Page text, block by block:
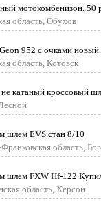
мотокомбенизон. 50
область, Обухов
952 с очками новый.
область, Котовск
катаный кроссовый
шлем EVS стан 8/10
область,
шлем FXW Hf-122
область, Херсон